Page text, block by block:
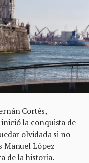
Cortés,
la conquista de
olvidada si no
Manuel López
de la historia.